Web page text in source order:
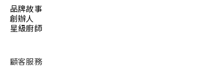
品牌故事
創辦人
星級廚師
顧客服務